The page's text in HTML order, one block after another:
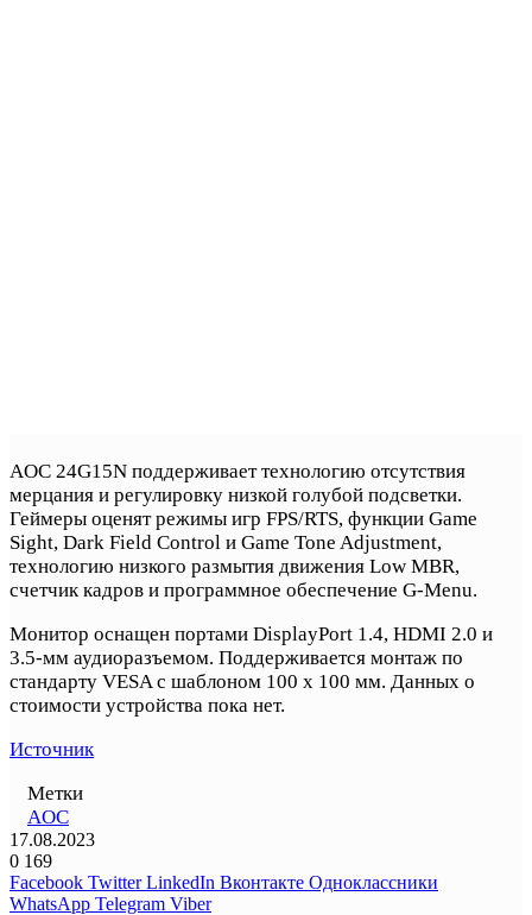
AOC 24G15N поддерживает технологию отсутствия
мерцания и регулировку низкой голубой подсветки.
Геймеры оценят режимы игр FPS/RTS, функции Game
Sight, Dark Field Control и Game Tone Adjustment,
технологию низкого размытия движения Low MBR,
счетчик кадров и программное обеспечение G-Menu.
Монитор оснащен портами DisplayPort 1.4, HDMI 2.0 и
3.5-мм аудиоразъемом. Поддерживается монтаж по
стандарту VESA с шаблоном 100 x 100 мм. Данных о
стоимости устройства пока нет.
Источник
Метки
AOC
17.08.2023
0 169
Facebook Twitter LinkedIn Вконтакте Одноклассники
WhatsApp Telegram Viber